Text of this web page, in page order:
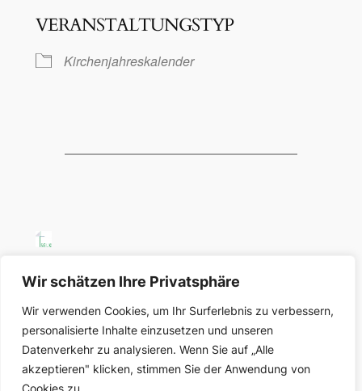
Wir schätzen Ihre Privatsphäre
Wir verwenden Cookies, um Ihr Surferlebnis zu verbessern,
personalisierte Inhalte einzusetzen und unseren
Datenverkehr zu analysieren. Wenn Sie auf „Alle
akzeptieren" klicken, stimmen Sie der Anwendung von
Cookies zu.
VERANSTALTUNGSTYP
Kirchenjahreskalender
Region Ost der Selbständigen Evangelisch-
Lutherischen Kirche in Deutschland
Über uns Datenschutz